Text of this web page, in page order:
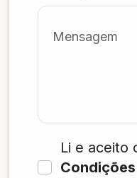
Li e aceito
Condições